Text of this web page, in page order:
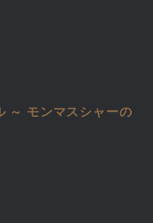
～ モンマスシャーの